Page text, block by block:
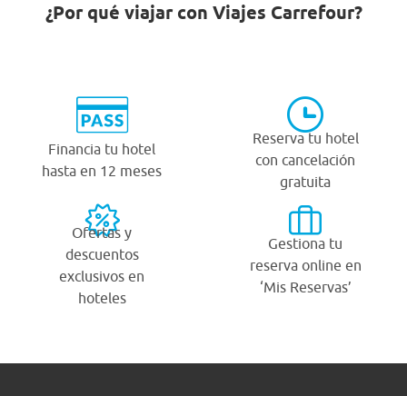
¿Por qué viajar con Viajes Carrefour?
Financia tu hotel
hasta en 12 meses
Reserva tu hotel
con cancelación
gratuita
Ofertas y
descuentos
exclusivos en
hoteles
Gestiona tu
reserva online en
‘Mis Reservas’